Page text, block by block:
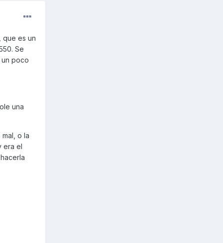
que es un
Se
poco
una
o la
era el